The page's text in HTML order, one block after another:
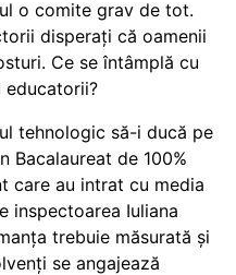
o comite grav de tot.
disperați că oamenii
Ce se întâmplă cu
tehnologic să-i ducă pe
Bacalaureat de 100%
care au intrat cu media
inspectoarea Iuliana
trebuie măsurată și
se angajează